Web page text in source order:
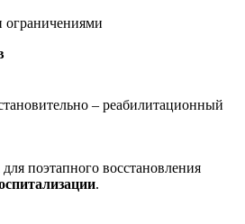
– реабилитационный
поэтапного восстановления
.